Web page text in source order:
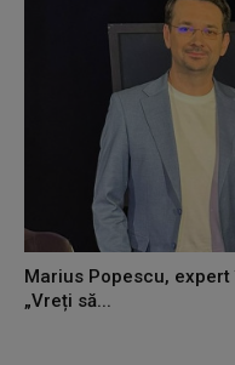
Marius Popescu,
„Vreți să...